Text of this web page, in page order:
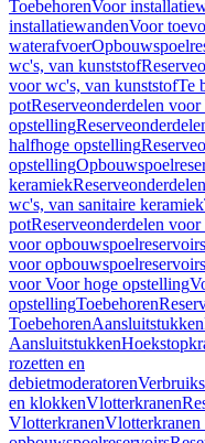
ToebehorenVoor
installatiewandenVoor
waterafvoer
wc's, van kunststof
voor wc's, van kunststofTe
potReserveonderdelen
opstelling
halfhoge opstelling
opstelling
keramiek
wc's, van sanitaire keramiek
potReserveonderdelen
voor opbouwspoelreservoirs
voor opbouwspoelreservoirs
voor Voor hoge opstelling
opstellingToebehoren
ToebehorenAansluitstukken
Aansluitstukken
rozetten en
debietmoderatoren
en klokkenVlotterkranen
VlotterkranenVlotterkranen